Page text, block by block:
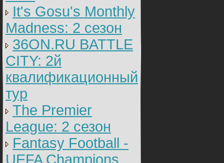
It's Gosu's Monthly
Madness: 2 сезон
36ON.RU BATTLE
CITY: 2й
квалификационный
тур
The Premier
League: 2 cезон
Fantasy Football -
UEFA Champions